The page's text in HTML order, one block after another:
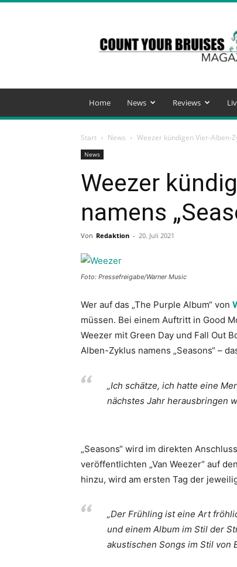
Your
Bruises
Magazine
Home News Reviews
Start News Weezer kündigen Vier-Alben-
News
Weezer
namens
Von Redaktion - 20. Juli 2021
Foto: Pressefreigabe/Warner Music
Wer auf das „The Purple Album“ von
müssen. Bei einem Auftritt in Good
Weezer mit Green Day und Fall Out
Alben-Zyklus namens „Seasons“ –
„Ich schätze, ich hatte eine
nächstes Jahr herausbringen
„Seasons“ wird im direkten
veröffentlichten „Van Weezer“ auf
hinzu, wird am ersten Tag der
„Der Frühling ist eine Art
und einem Album im Stil der
akustischen Songs im Stil von